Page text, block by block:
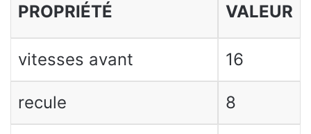
PROPRIÉTÉ VALEUR
vitesses avant 16
recule 8